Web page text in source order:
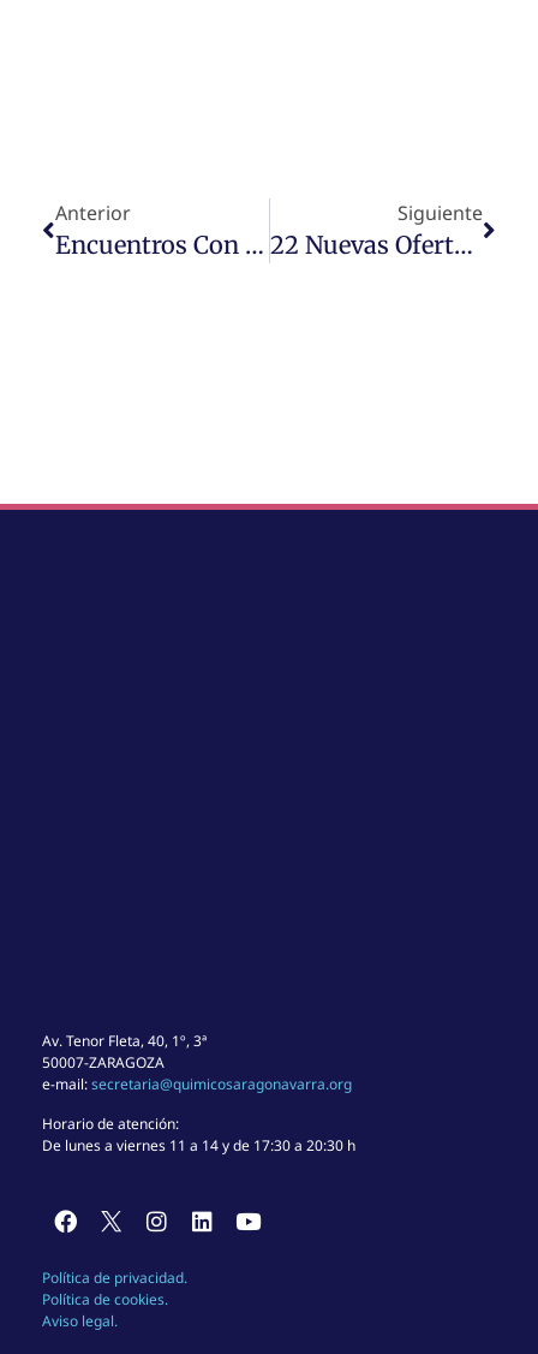
Anterior
Encuentros Con La Ciencia. Mapas: Del Lápiz Al Satélite
Siguiente
22 Nuevas Ofertas De Trabajo
Av. Tenor Fleta, 40, 1º, 3ª
50007-ZARAGOZA
e-mail:secretaria@quimicosaragonavarra.org
Horario de atención:
De lunes a viernes 11 a 14 y de 17:30 a 20:30 h
Política de privacidad.
Política de cookies.
Aviso legal.